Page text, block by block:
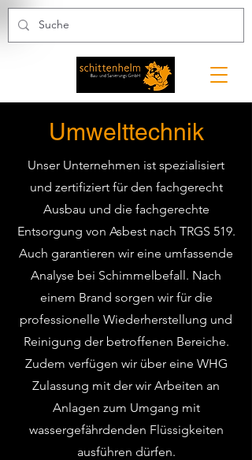
Umwelttechnik
Unser Unternehmen ist spezialisiert
und zertifiziert für den fachgerecht
Ausbau und die fachgerechte
Entsorgung von Asbest nach TRGS 519.
Auch garantieren wir eine umfassende
Analyse bei Schimmelbefall. Nach
einem Brand sorgen wir für die
professionelle Wiederherstellung und
Reinigung der betroffenen Bereiche.
Zudem verfügen wir über eine WHG
Zulassung mit der wir Arbeiten an
Anlagen zum Umgang mit
wassergefährdenden Flüssigkeiten
ausführen dürfen.